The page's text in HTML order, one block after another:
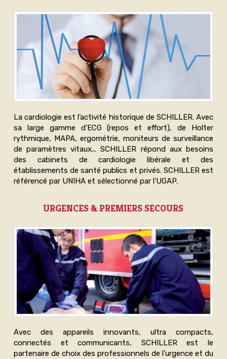
La cardiologie est l’activité historique de SCHILLER. Avec
sa large gamme d’ECG (repos et effort), de Holter
rythmique, MAPA, ergométrie, moniteurs de surveillance
de paramètres vitaux... SCHILLER répond aux besoins
des cabinets de cardiologie libérale et des
établissements de santé publics et privés. SCHILLER est
référencé par UNIHA et sélectionné par l’UGAP.
URGENCES & PREMIERS SECOURS
Avec des appareils innovants, ultra compacts,
connectés et communicants, SCHILLER est le
partenaire de choix des professionnels de l’urgence et du